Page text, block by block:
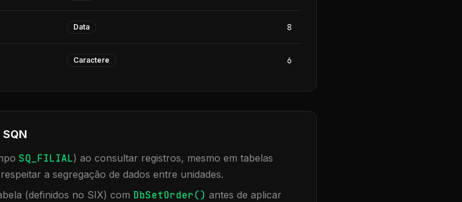
Data 8
Caractere 6
SQN
SQ_FILIAL) ao consultar registros, mesmo em tabelas
a segregação de dados entre unidades.
(definidos no SIX) com DbSetOrder() antes de aplicar